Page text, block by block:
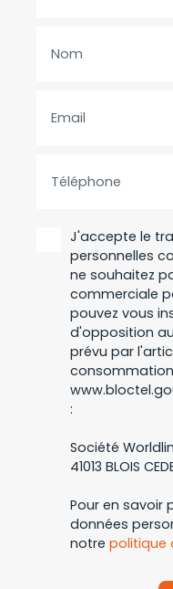
Nom
Email
Téléphone
J'accepte le
personnelles
ne souhaitez
commerciale
pouvez vous
d'opposition
prévu par
:
Société
41013 BLOIS
Pour en savoir
données
notre politique